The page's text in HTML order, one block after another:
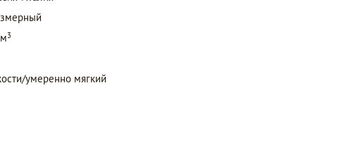
3
умеренно мягкий